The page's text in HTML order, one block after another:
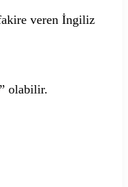
veren İngiliz
” olabilir.